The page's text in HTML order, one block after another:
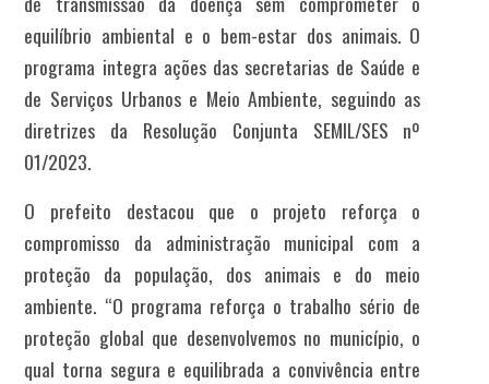
equilíbrio ambiental e o bem-estar dos animais. O
programa integra ações das secretarias de Saúde e
de Serviços Urbanos e Meio Ambiente, seguindo as
diretrizes da Resolução Conjunta SEMIL/SES nº
01/2023.
O prefeito destacou que o projeto reforça o
compromisso da administração municipal com a
proteção da população, dos animais e do meio
ambiente. “O programa reforça o trabalho sério de
proteção global que desenvolvemos no município, o
qual torna segura e equilibrada a convivência entre